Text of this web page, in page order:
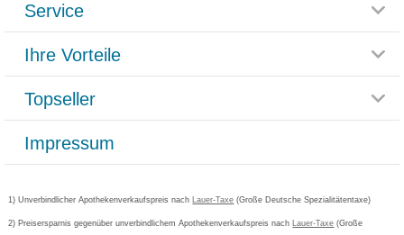
Glossar
Häufig gestellte Fragen
Datenschutz
AGB
Cookie-Einstellungen
Vertrag widerrufen
Service
Rücksendemöglichkeit
Paketlieferstatus
Versandkosten
Bestellschein ausfüllen
Newsletteranmeldung
Ihre Vorteile
Rezeptlieferung
Bonusprogramm
Gutschein und Rabatte
Kundenbewertung
Topseller
Grippostad
Bepanthen
Impressum
1) Unverbindlicher Apothekenverkaufspreis nach Lauer-Taxe (Große Deutsche Spezialitätentaxe)
2) Preisersparnis gegenüber unverbindlichem Apothekenverkaufspreis nach Lauer-Taxe (Große